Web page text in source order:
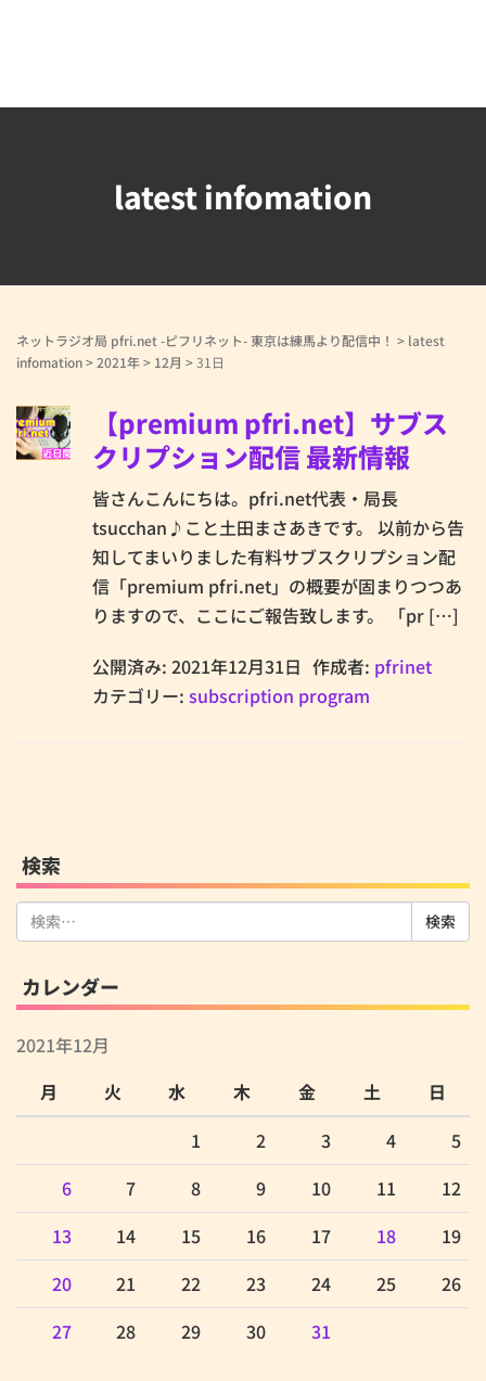
latest infomation
ネットラジオ局 pfri.net -ピフリネット- 東京は練馬より配信中！ > latest
infomation>2021年> 12月 >31日
【premium pfri.net】サブス
クリプション配信 最新情報
皆さんこんにちは。pfri.net代表・局長
tsucchan♪こと土田まさあきです。 以前から告
知してまいりました有料サブスクリプション配
信「premium pfri.net」の概要が固まりつつあ
りますので、ここにご報告致します。 「pr […]
公開済み: 2021年12月31日 作成者: pfrinet
カテゴリー: subscription program
検索
検
索:
カレンダー
2021年12月
月
火 水 木 金 土
日
1
2 3 4
5
6
7 8 9 10 11
12
13
14 15 16 17 18
19
20
21 22 23 24 25
26
27
28 29 30 31